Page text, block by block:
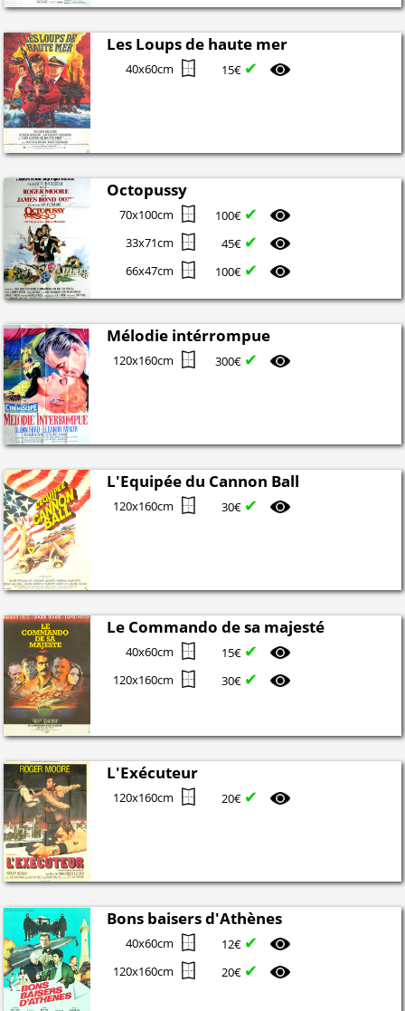
Les Loups de haute mer
40x60cm 15€ ✔
Octopussy
70x100cm 100€ ✔
33x71cm 45€ ✔
66x47cm 100€ ✔
Mélodie intérrompue
120x160cm 300€ ✔
L'Equipée du Cannon Ball
120x160cm 30€ ✔
Le Commando de sa majesté
40x60cm 15€ ✔
120x160cm 30€ ✔
L'Exécuteur
120x160cm 20€ ✔
Bons baisers d'Athènes
40x60cm 12€ ✔
120x160cm 20€ ✔